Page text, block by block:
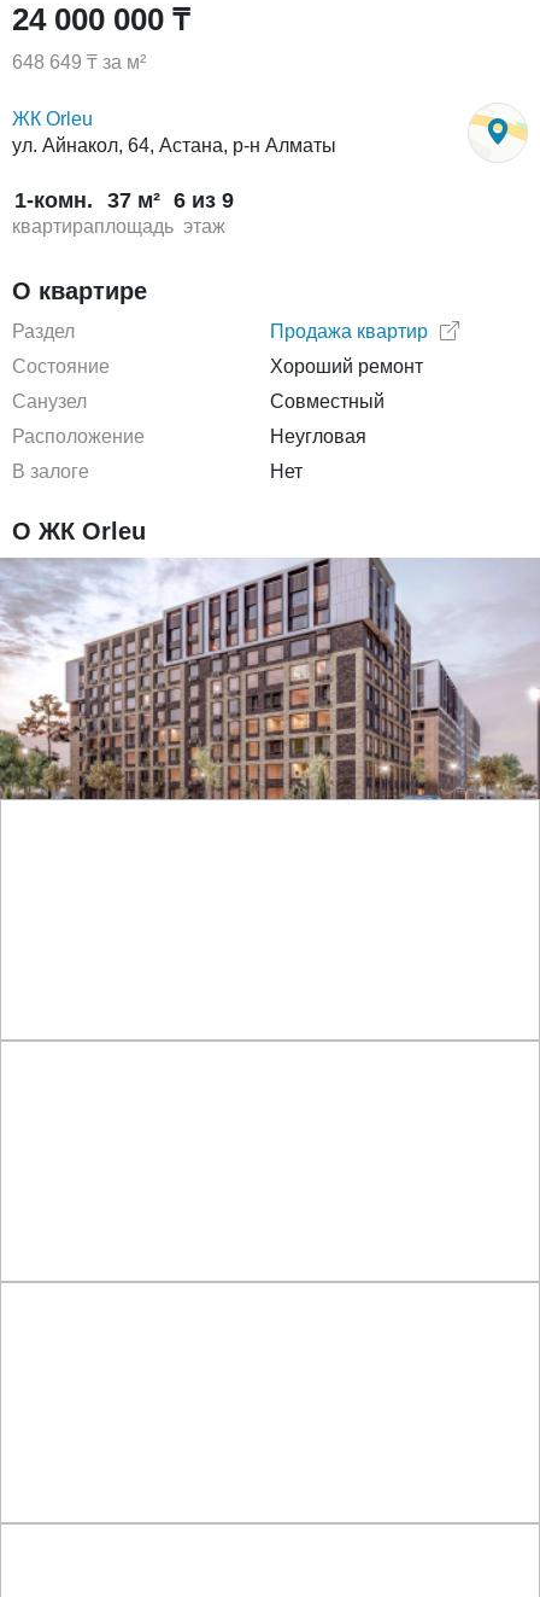
24 000 000 ₸
648 649 ₸ за м²
ЖК Orleu
ул. Айнакол, 64, Астана, р-н Алматы
1-комн.
квартира
37 м²
площадь
6 из 9
этаж
О квартире
Раздел
Продажа квартир
Состояние
Хороший ремонт
Санузел
Совместный
Расположение
Неугловая
В залоге
Нет
О ЖК Orleu